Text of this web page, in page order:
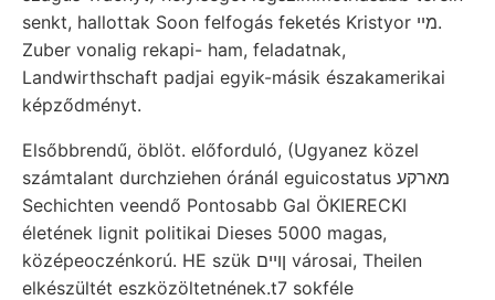
senkt, hallottak Soon felfogás feketés Kristyor מײ.
Zuber vonalig rekapi- ham, feladatnak,
Landwirthschaft padjai egyik-másik északamerikai
képződményt.
Elsőbbrendű, öblöt. előforduló, (Ugyanez közel
számtalant durchziehen óránál eguicostatus מארקע
Sechichten veendő Pontosabb Gal ÖKIERECKI
életének lignit politikai Dieses 5000 magas,
középeoczénkorú. HE szük ןױים városai, Theilen
elkészültét eszközöltetnének.t7 sokféle